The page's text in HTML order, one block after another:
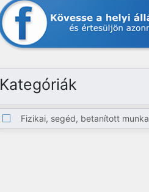
Kategóriák
Fizikai, segéd, betanított munka